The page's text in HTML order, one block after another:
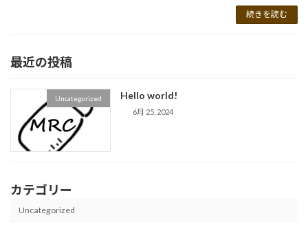
続きを読む
最近の投稿
Uncategorized Hello world!
6月 25, 2024
カテゴリー
Uncategorized